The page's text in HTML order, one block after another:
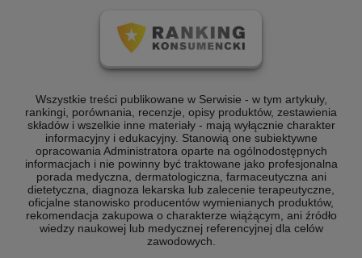
Wszystkie treści publikowane w Serwisie - w tym artykuły,
rankingi, porównania, recenzje, opisy produktów, zestawienia
składów i wszelkie inne materiały - mają wyłącznie charakter
informacyjny i edukacyjny. Stanowią one subiektywne
opracowania Administratora oparte na ogólnodostępnych
informacjach i nie powinny być traktowane jako profesjonalna
porada medyczna, dermatologiczna, farmaceutyczna ani
dietetyczna, diagnoza lekarska lub zalecenie terapeutyczne,
oficjalne stanowisko producentów wymienianych produktów,
rekomendacja zakupowa o charakterze wiążącym, ani źródło
wiedzy naukowej lub medycznej referencyjnej dla celów
zawodowych.